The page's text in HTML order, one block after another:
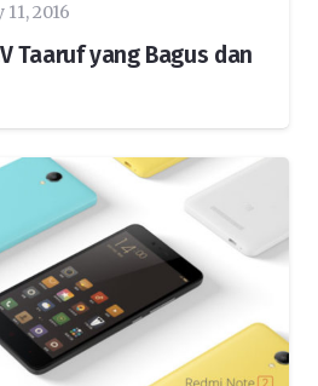
2016
Taaruf yang Bagus dan